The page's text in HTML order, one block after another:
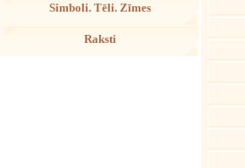
Simboli. Tēli. Zīmes
Raksti